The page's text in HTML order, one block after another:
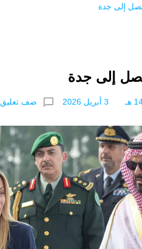
تصل إلى جدة
تصل إلى جدة
chat_bubble_outline ضف تعليق